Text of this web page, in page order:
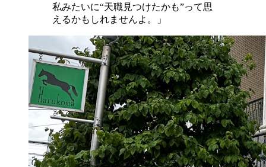
私みたいに“天職見つけたかも”って思
えるかもしれませんよ。」